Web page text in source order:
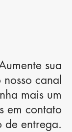
sua
nosso canal
mais um
em contato
entrega.